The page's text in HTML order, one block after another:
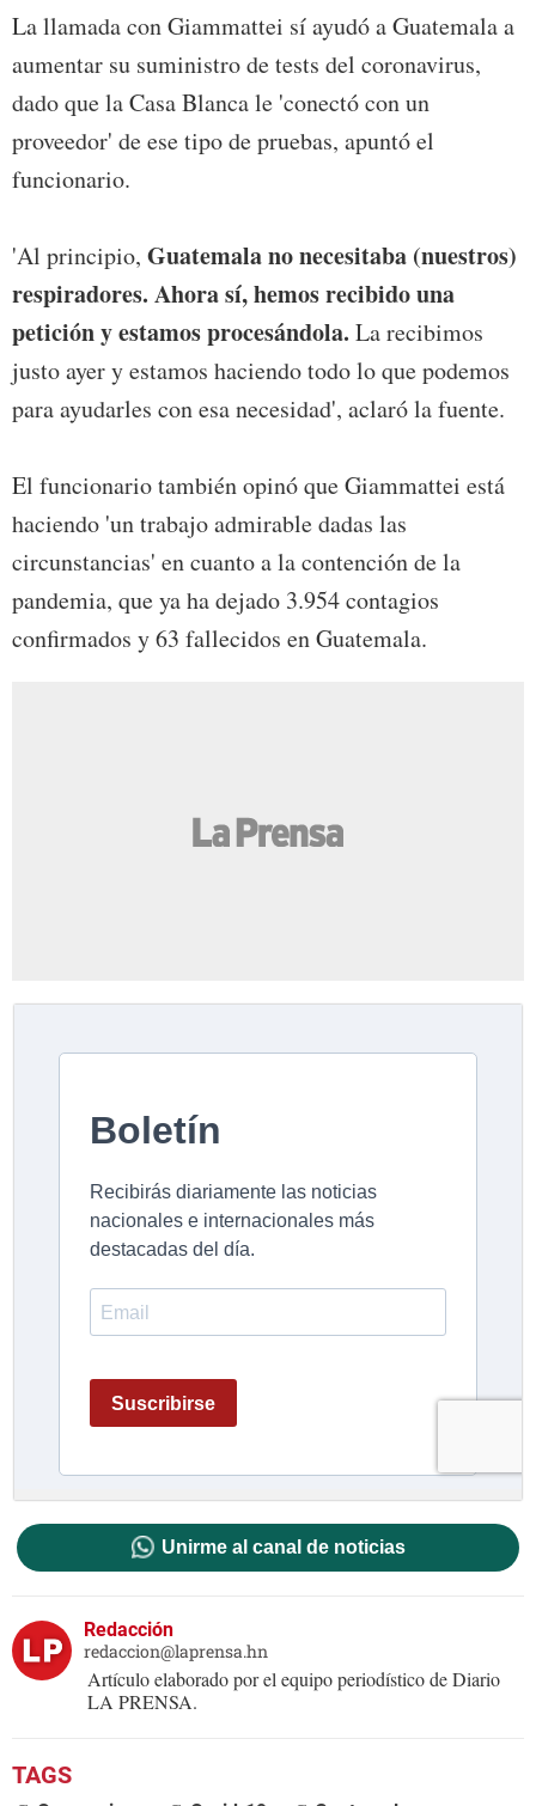
La llamada con Giammattei sí ayudó a Guatemala a
aumentar su suministro de tests del coronavirus,
dado que la Casa Blanca le 'conectó con un
proveedor' de ese tipo de pruebas, apuntó el
funcionario.
'Al principio, Guatemala no necesitaba (nuestros)
respiradores. Ahora sí, hemos recibido una
petición y estamos procesándola. La recibimos
justo ayer y estamos haciendo todo lo que podemos
para ayudarles con esa necesidad', aclaró la fuente.
El funcionario también opinó que Giammattei está
haciendo 'un trabajo admirable dadas las
circunstancias' en cuanto a la contención de la
pandemia, que ya ha dejado 3.954 contagios
confirmados y 63 fallecidos en Guatemala.
Unirme al canal de noticias
Redacción
redaccion@laprensa.hn
Artículo elaborado por el equipo periodístico de Diario
LA PRENSA.